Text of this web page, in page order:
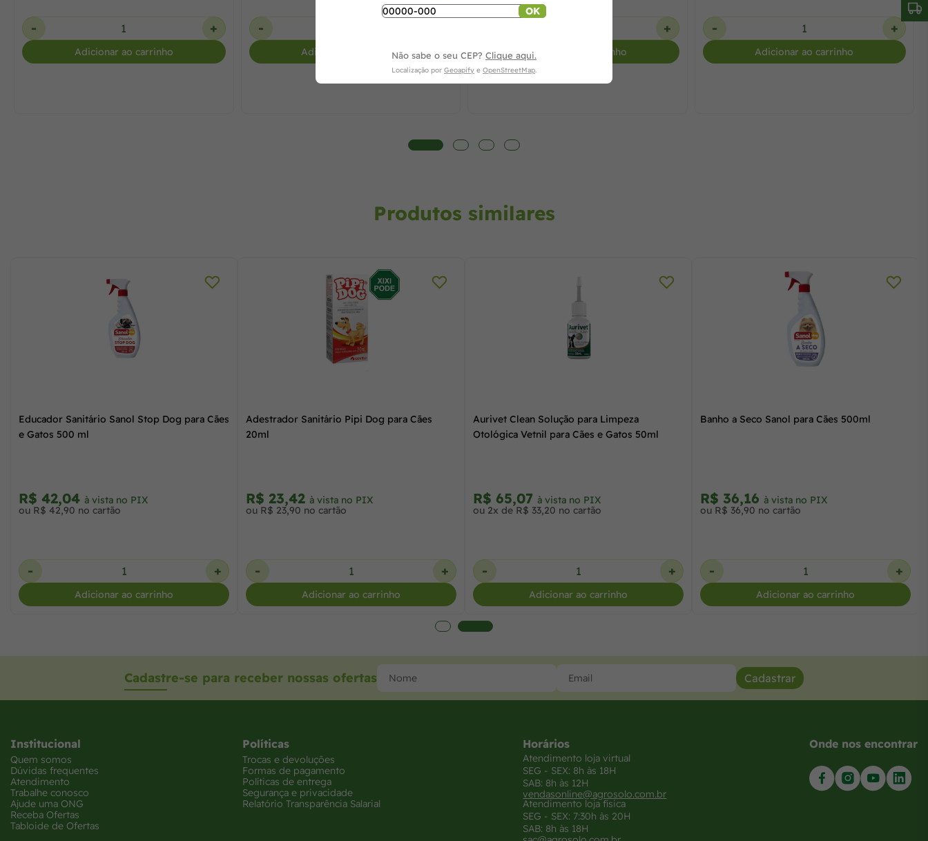
- +
Adicionar ao carrinho
-
Adicionar ao carrinho
+
Adicionar ao carrinho
- +
Adicionar ao carrinho
Produtos similares
Educador Sanitário Sanol Stop Dog para Cães
e Gatos 500 ml
R$ 42,04 à vista no PIX
ou R$ 42,90 no cartão
- +
Adicionar ao carrinho
Adestrador Sanitário Pipi Dog para Cães
20ml
R$ 23,42 à vista no PIX
ou R$ 23,90 no cartão
- +
Adicionar ao carrinho
Aurivet Clean Solução para Limpeza
Otológica Vetnil para Cães e Gatos 50ml
R$ 65,07 à vista no PIX
ou 2x de R$ 33,20 no cartão
- +
Adicionar ao carrinho
Banho a Seco Sanol para Cães 500ml
R$ 36,16 à vista no PIX
ou R$ 36,90 no cartão
- +
Adicionar ao carrinho
Cadastre-se para receber nossas ofertas Cadastrar
Institucional
Quem somos
Dúvidas frequentes
Atendimento
Trabalhe conosco
Ajude uma ONG
Receba Ofertas
Tabloide de Ofertas
Políticas
Trocas e devoluções
Formas de pagamento
Políticas de entrega
Segurança e privacidade
Relatório Transparência Salarial
Horários
Atendimento loja virtual
SEG - SEX: 8h às 18H
SAB: 8h às 12H
vendasonline@agrosolo.com.br
Atendimento loja física
SEG - SEX: 7:30h às 20H
SAB: 8h às 18H
Onde nos encontrar
OK
Não sabe o seu CEP? Clique aqui.
Localização por Geoapify e OpenStreetMap